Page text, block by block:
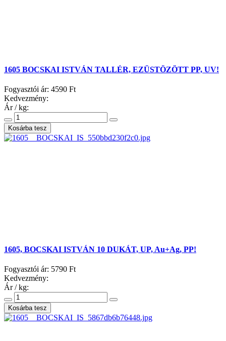
1605 BOCSKAI ISTVÁN TALLÉR, EZÜSTÖZÖTT PP, UV!
Fogyasztói ár: 4590 Ft
Kedvezmény:
Ár / kg:
1605, BOCSKAI ISTVÁN 10 DUKÁT, UP, Au+Ag, PP!
Fogyasztói ár: 5790 Ft
Kedvezmény:
Ár / kg: